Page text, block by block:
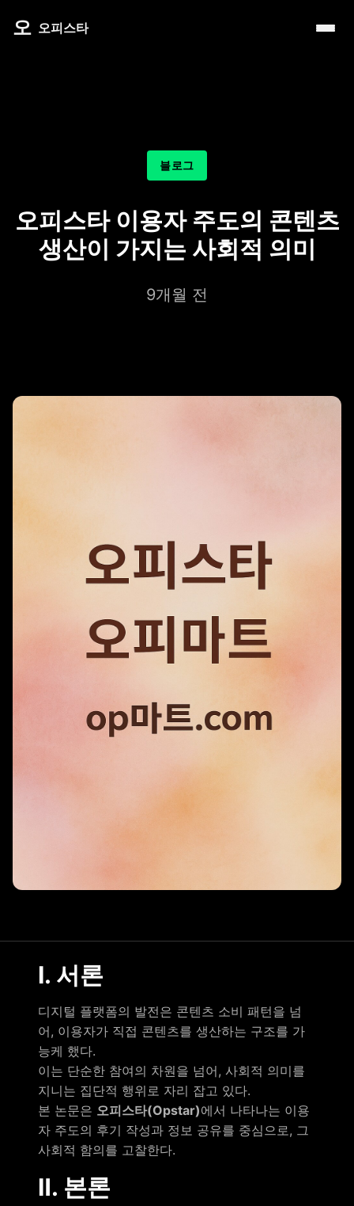
오 오피스타
따뜻한 쉼, 국내 프리미엄 온천 9선
온천의 여운을 정리하는 법 – 전국 온천 후 프리미엄 마사
분위기를 기억하는 법 – 감성 컨셉 데이트 6가지
은근한 끌림을 만드는 법 – 감각적인 무드 데이트 5가지
찜질스파
마사지
예약전 정보 5가지
블로그
오피스타 이용자 주도의 콘텐츠
생산이 가지는 사회적 의미
9개월 전
Ⅰ. 서론
디지털 플랫폼의 발전은 콘텐츠 소비 패턴을 넘
어, 이용자가 직접 콘텐츠를 생산하는 구조를 가
능케 했다.
이는 단순한 참여의 차원을 넘어, 사회적 의미를
지니는 집단적 행위로 자리 잡고 있다.
본 논문은 오피스타(Opstar)에서 나타나는 이용
자 주도의 후기 작성과 정보 공유를 중심으로, 그
사회적 함의를 고찰한다.
Ⅱ. 본론